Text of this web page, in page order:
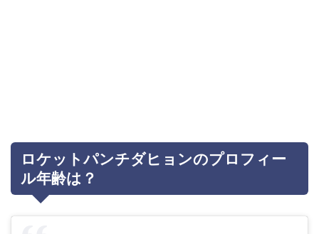
ロケットパンチダヒョンのプロフィー
ル年齢は？